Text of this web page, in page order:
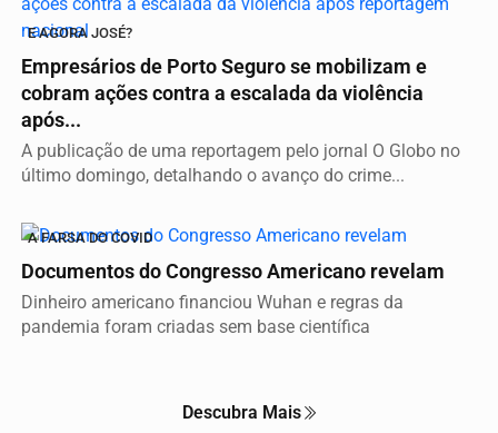
E AGORA JOSÉ?
Empresários de Porto Seguro se mobilizam e
cobram ações contra a escalada da violência
após...
A publicação de uma reportagem pelo jornal O Globo no
último domingo, detalhando o avanço do crime...
A FARSA DO COVID
Documentos do Congresso Americano revelam
Dinheiro americano financiou Wuhan e regras da
pandemia foram criadas sem base científica
Descubra Mais